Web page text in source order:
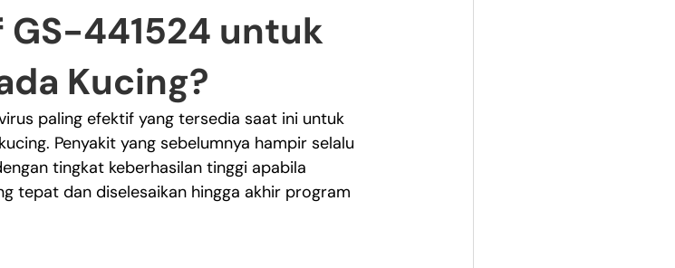
441524 untuk
Kucing?
paling efektif yang tersedia saat ini untuk
Penyakit yang sebelumnya hampir selalu
tingkat keberhasilan tinggi apabila
tepat dan diselesaikan hingga akhir program